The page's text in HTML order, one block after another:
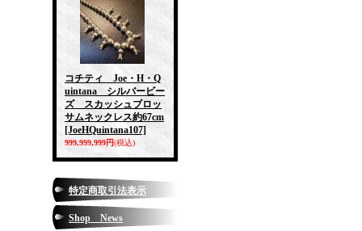
コチティ Joe・H・Q
uintana シルバービー
ズ スカッシュブロッ
サムネックレス約67cm
[JoeHQuintana107]
999,999,999円(税込)
特定商取引法表示
Shop News